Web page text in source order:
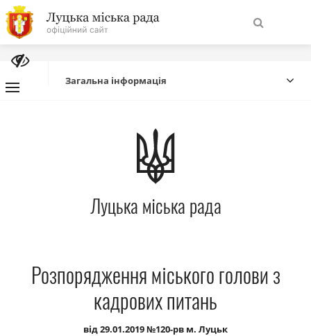
На
головну
Про місто
Міська влада
Міська рада
Публічна інформація
Прозорість влади
Загальна інформація
Луцька міська рада
Розпорядження міського голови з
кадрових питань
від 29.01.2019 №120-рв м. Луцьк